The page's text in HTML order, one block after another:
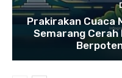
Prakirakan Cuaca
Semarang